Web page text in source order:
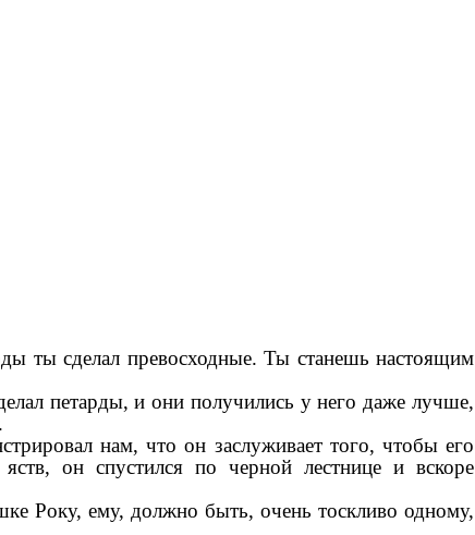
сделал превосходные. Ты станешь настоящим
петарды, и они получились у него даже лучше,
нам, что он заслуживает того, чтобы его
он спустился по черной лестнице и вскоре
Року, ему, должно быть, очень тоскливо одному,